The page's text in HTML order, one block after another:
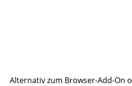
Alternativ zum Browser-Add-On